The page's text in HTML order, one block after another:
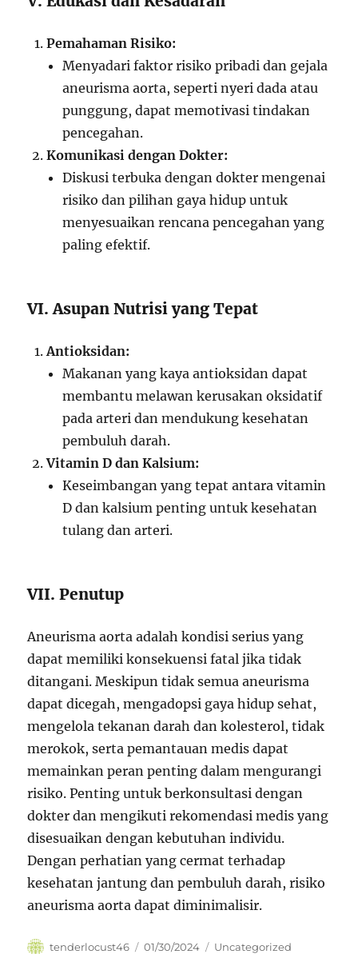
Pemahaman Risiko:
Menyadari faktor risiko pribadi dan gejala
aneurisma aorta, seperti nyeri dada atau
punggung, dapat memotivasi tindakan
pencegahan.
Komunikasi dengan Dokter:
Diskusi terbuka dengan dokter mengenai
risiko dan pilihan gaya hidup untuk
menyesuaikan rencana pencegahan yang
paling efektif.
VI. Asupan Nutrisi yang Tepat
Antioksidan:
Makanan yang kaya antioksidan dapat
membantu melawan kerusakan oksidatif
pada arteri dan mendukung kesehatan
pembuluh darah.
Vitamin D dan Kalsium:
Keseimbangan yang tepat antara vitamin
D dan kalsium penting untuk kesehatan
tulang dan arteri.
VII. Penutup
Aneurisma aorta adalah kondisi serius yang
dapat memiliki konsekuensi fatal jika tidak
ditangani. Meskipun tidak semua aneurisma
dapat dicegah, mengadopsi gaya hidup sehat,
mengelola tekanan darah dan kolesterol, tidak
merokok, serta pemantauan medis dapat
memainkan peran penting dalam mengurangi
risiko. Penting untuk berkonsultasi dengan
dokter dan mengikuti rekomendasi medis yang
disesuaikan dengan kebutuhan individu.
Dengan perhatian yang cermat terhadap
kesehatan jantung dan pembuluh darah, risiko
aneurisma aorta dapat diminimalisir.
Author
tenderlocust46
Posted
01/30/2024 Categories
Uncategorized